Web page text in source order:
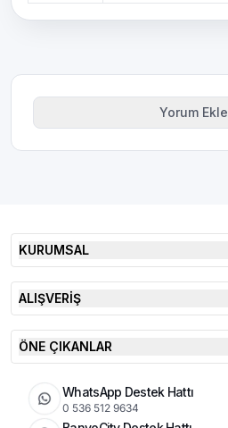
Yorum Ekle
KURUMSAL
ALIŞVERİŞ
ÖNE ÇIKANLAR
WhatsApp Destek Hattı
0 536 512 9634